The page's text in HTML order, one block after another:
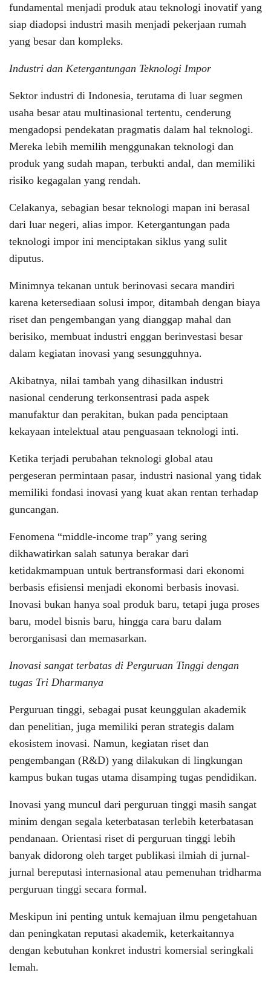
fundamental menjadi produk atau teknologi inovatif yang
siap diadopsi industri masih menjadi pekerjaan rumah
yang besar dan kompleks.
Industri dan Ketergantungan Teknologi Impor
Sektor industri di Indonesia, terutama di luar segmen
usaha besar atau multinasional tertentu, cenderung
mengadopsi pendekatan pragmatis dalam hal teknologi.
Mereka lebih memilih menggunakan teknologi dan
produk yang sudah mapan, terbukti andal, dan memiliki
risiko kegagalan yang rendah.
Celakanya, sebagian besar teknologi mapan ini berasal
dari luar negeri, alias impor. Ketergantungan pada
teknologi impor ini menciptakan siklus yang sulit
diputus.
Minimnya tekanan untuk berinovasi secara mandiri
karena ketersediaan solusi impor, ditambah dengan biaya
riset dan pengembangan yang dianggap mahal dan
berisiko, membuat industri enggan berinvestasi besar
dalam kegiatan inovasi yang sesungguhnya.
Akibatnya, nilai tambah yang dihasilkan industri
nasional cenderung terkonsentrasi pada aspek
manufaktur dan perakitan, bukan pada penciptaan
kekayaan intelektual atau penguasaan teknologi inti.
Ketika terjadi perubahan teknologi global atau
pergeseran permintaan pasar, industri nasional yang tidak
memiliki fondasi inovasi yang kuat akan rentan terhadap
guncangan.
Fenomena “middle-income trap” yang sering
dikhawatirkan salah satunya berakar dari
ketidakmampuan untuk bertransformasi dari ekonomi
berbasis efisiensi menjadi ekonomi berbasis inovasi.
Inovasi bukan hanya soal produk baru, tetapi juga proses
baru, model bisnis baru, hingga cara baru dalam
berorganisasi dan memasarkan.
Inovasi sangat terbatas di Perguruan Tinggi dengan
tugas Tri Dharmanya
Perguruan tinggi, sebagai pusat keunggulan akademik
dan penelitian, juga memiliki peran strategis dalam
ekosistem inovasi. Namun, kegiatan riset dan
pengembangan (R&D) yang dilakukan di lingkungan
kampus bukan tugas utama disamping tugas pendidikan.
Inovasi yang muncul dari perguruan tinggi masih sangat
minim dengan segala keterbatasan terlebih keterbatasan
pendanaan. Orientasi riset di perguruan tinggi lebih
banyak didorong oleh target publikasi ilmiah di jurnal-
jurnal bereputasi internasional atau pemenuhan tridharma
perguruan tinggi secara formal.
Meskipun ini penting untuk kemajuan ilmu pengetahuan
dan peningkatan reputasi akademik, keterkaitannya
dengan kebutuhan konkret industri komersial seringkali
lemah.